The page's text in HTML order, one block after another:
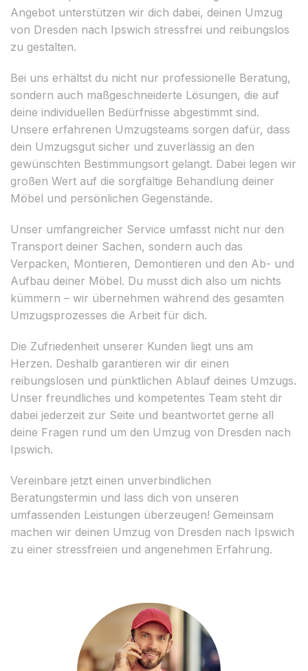
Angebot unterstützen wir dich dabei, deinen Umzug
von Dresden nach Ipswich stressfrei und reibungslos
zu gestalten.
Bei uns erhältst du nicht nur professionelle Beratung,
sondern auch maßgeschneiderte Lösungen, die auf
deine individuellen Bedürfnisse abgestimmt sind.
Unsere erfahrenen Umzugsteams sorgen dafür, dass
dein Umzugsgut sicher und zuverlässig an den
gewünschten Bestimmungsort gelangt. Dabei legen wir
großen Wert auf die sorgfältige Behandlung deiner
Möbel und persönlichen Gegenstände.
Unser umfangreicher Service umfasst nicht nur den
Transport deiner Sachen, sondern auch das
Verpacken, Montieren, Demontieren und den Ab- und
Aufbau deiner Möbel. Du musst dich also um nichts
kümmern – wir übernehmen während des gesamten
Umzugsprozesses die Arbeit für dich.
Die Zufriedenheit unserer Kunden liegt uns am
Herzen. Deshalb garantieren wir dir einen
reibungslosen und pünktlichen Ablauf deines Umzugs.
Unser freundliches und kompetentes Team steht dir
dabei jederzeit zur Seite und beantwortet gerne all
deine Fragen rund um den Umzug von Dresden nach
Ipswich.
Vereinbare jetzt einen unverbindlichen
Beratungstermin und lass dich von unseren
umfassenden Leistungen überzeugen! Gemeinsam
machen wir deinen Umzug von Dresden nach Ipswich
zu einer stressfreien und angenehmen Erfahrung.